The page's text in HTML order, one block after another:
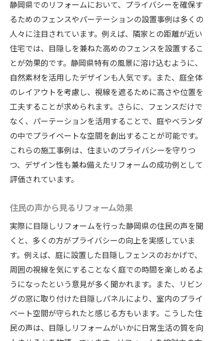
静岡県でのリフォームにおいて、プライバシーを確保す
るためのフェンスやパーテーションの設置事例は多くの
人々に注目されています。例えば、隣家との距離が近い
住宅では、目隠しを兼ねた高めのフェンスを設置するこ
とが効果的です。静岡県特有の風景に溶け込むように、
自然素材を活用したデザインも人気です。また、庭全体
のレイアウトを考慮し、視線を遮るために高さや位置を
工夫することが求められます。さらに、フェンスだけで
なく、パーテーションを活用することで、庭やベランダ
の中でプライベートな空間を創出することが可能です。
これらの施工事例は、住まいのプライバシーを守りつ
つ、デザイン性も兼ね備えたリフォームの成功例として
評価されています。
住民の声から見るリフォーム効果
実際に目隠しリフォームを行った静岡県の住民の声を聞
くと、多くの方がプライバシーの向上を実感していま
す。例えば、庭に設置した目隠しフェンスのおかげで、
周囲の視線を気にすることなく庭での時間を楽しめるよ
うになったという意見が多く聞かれます。また、リビン
グの窓に取り付けた目隠しパネルにより、室内のプライ
ベート空間が守られたと感じる方もいます。こうした住
民の声は、目隠しリフォームがいかに日常生活の質を向